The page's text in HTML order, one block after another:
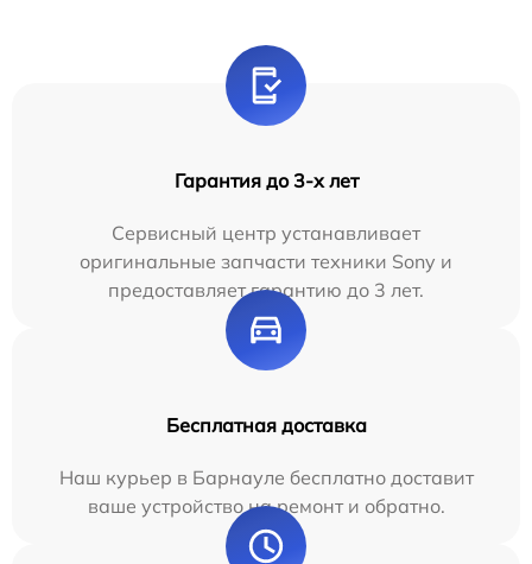
Гарантия до 3-х лет
Сервисный центр устанавливает
оригинальные запчасти техники Sony и
предоставляет гарантию до 3 лет.
Бесплатная доставка
Наш курьер в Барнауле бесплатно доставит
ваше устройство на ремонт и обратно.